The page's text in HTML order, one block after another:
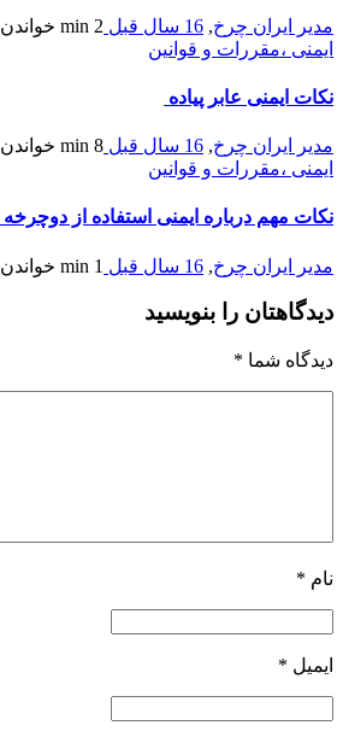
مدیر ایران چرخ, 16 سال قبل 2 min
خواندن
ایمنی ،مقررات و قوانین
نکات ایمنی عابر پیاده
مدیر ایران چرخ, 16 سال قبل 8 min
خواندن
ایمنی ،مقررات و قوانین
نکات مهم درباره ایمنی استفاده از دوچرخه
مدیر ایران چرخ, 16 سال قبل 1 min خواندن
دیدگاهتان را بنویسید
دیدگاه شما *
نام *
ایمیل *